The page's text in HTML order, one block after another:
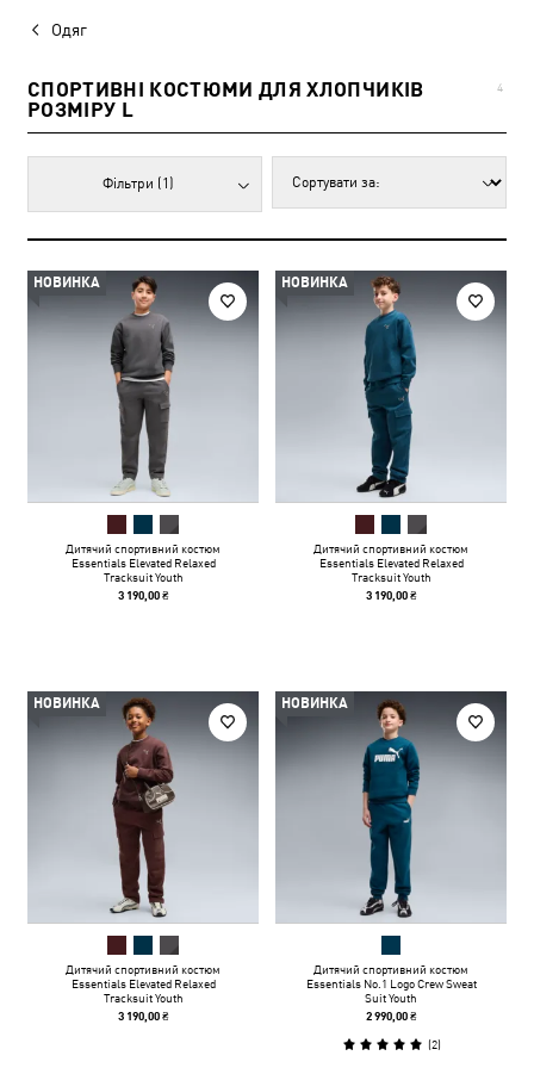
Одяг
СПОРТИВНІ КОСТЮМИ ДЛЯ ХЛОПЧИКІВ
РОЗМІРУ L
4
Фільтри (1)
НОВИНКА
Дитячий спортивний костюм
Essentials Elevated Relaxed
Tracksuit Youth
3 190,00 ₴
НОВИНКА
Дитячий спортивний костюм
Essentials Elevated Relaxed
Tracksuit Youth
3 190,00 ₴
НОВИНКА
Дитячий спортивний костюм
Essentials Elevated Relaxed
Tracksuit Youth
3 190,00 ₴
НОВИНКА
Дитячий спортивний костюм
Essentials No.1 Logo Crew Sweat
Suit Youth
2 990,00 ₴
(2)